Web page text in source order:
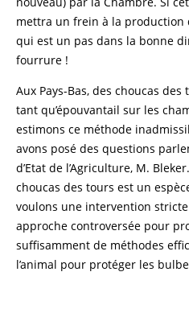
mettra un frein à la production
qui est un pas dans la bonne
fourrure !
Aux Pays-Bas, des choucas
tant qu’épouvantail sur les
estimons ce méthode
avons posé des questions
d’Etat de l’Agriculture, M.
choucas des tours est un
voulons une intervention
approche controversée pour
suffisamment de méthodes
l’animal pour protéger les